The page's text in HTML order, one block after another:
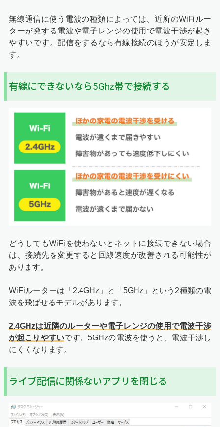
無線通信に使う電波の種類によっては、近所のWiFiルー
ターが発する電波や電子レンジの使用で電波干渉が起き
やすいです。配信をするなら有線接続のほうが安定しま
す。
有線にできないなら5Ghz帯で接続する
どうしてもWiFiを使わないとネットに接続できない場合
は、接続先を変更すると回線速度が改善される可能性が
あります。
WiFiルーターは「2.4GHz」と「5GHz」という2種類の電
波を飛ばせるモデルがあります。
2.4GHzは近隣のルーターや電子レンジの使用で電波干渉
が起こりやすいです。5GHzの電波を使うと、電波干渉し
にくくなります。
ライブ配信に関係ないアプリを閉じる